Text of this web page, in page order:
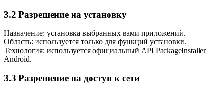
3.2 Разрешение на установку
Назначение: установка выбранных вами приложений.
Область: используется только для функций установки.
Технология: используется официальный API PackageInstaller
Android.
3.3 Разрешение на доступ к сети